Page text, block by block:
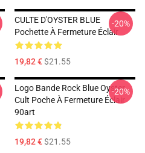
CULTE D'OYSTER BLUE
Pochette À Fermeture Éclair
19,82 €$21.55
-20%
Logo Bande Rock Blue Oyster
Cult Poche À Fermeture Éclair
90art
19,82 €$21.55
-20%